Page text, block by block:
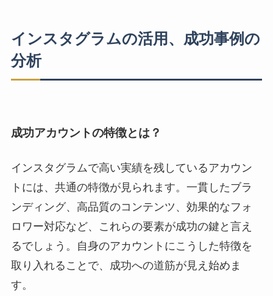
インスタグラムの活用、成功事例の
分析
成功アカウントの特徴とは？
インスタグラムで高い実績を残しているアカウン
トには、共通の特徴が見られます。一貫したブラ
ンディング、高品質のコンテンツ、効果的なフォ
ロワー対応など、これらの要素が成功の鍵と言え
るでしょう。自身のアカウントにこうした特徴を
取り入れることで、成功への道筋が見え始めま
す。